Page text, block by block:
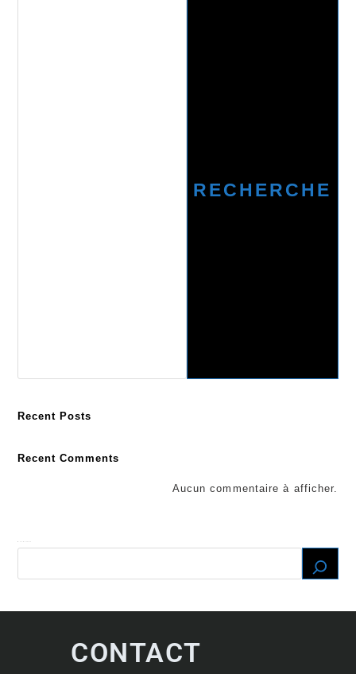
RECHERCHE
Recent Posts
Recent Comments
Aucun commentaire à afficher.
CONTACT